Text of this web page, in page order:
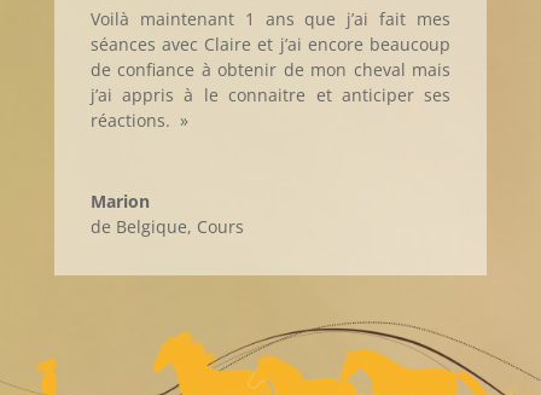
Voilà maintenant 1 ans que j’ai fait mes
séances avec Claire et j’ai encore beaucoup
de confiance à obtenir de mon cheval mais
j’ai appris à le connaitre et anticiper ses
réactions. »
Marion
de Belgique, Cours